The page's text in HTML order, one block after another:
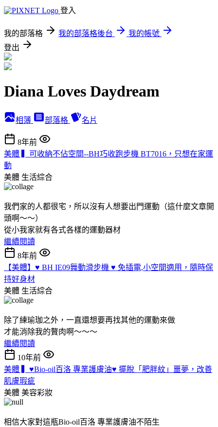
登入
我的部落格 我的部落格後台
我的帳號
登出
Diana Loves Daydream
相簿 部落格 名片
8年前
美體 ▍可收納不佔空間--BH巧收跑步機 BT7016，只想在家運
動
美體 生活綜合
我們家的人都很宅，所以沒有人想要出門運動（這什麼文章開
頭啊～～）
從小我家就有各式各樣的運動器材
繼續閱讀
8年前
【美體】♥ BH IE09舞動滑步機 ♥ 免插電,小空間適用，隨時保
持好身材
美體 生活綜合
除了練瑜珈之外，一直還想要再找其他的運動來做
才能消除我的贅肉啊～～～
繼續閱讀
10年前
美體 ▍♥Bio-oil百洛 專業護膚油♥ 擺脫「肥胖紋」噩夢，改善
肌膚瑕疵
美體 美容彩妝
相信大家對這瓶Bio-oil百洛 專業護膚油不陌生